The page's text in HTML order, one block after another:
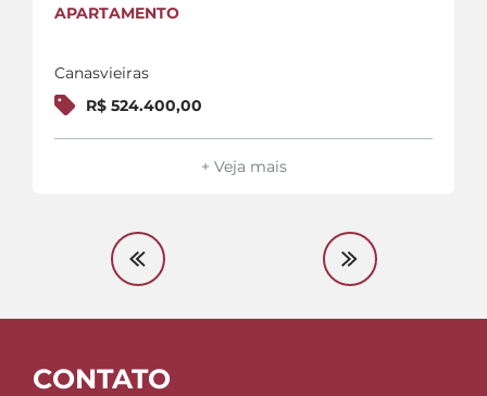
APARTAMENTO
Canasvieiras
R$ 524.400,00
+ Veja mais
CONTATO